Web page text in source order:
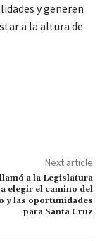
y generen
a la altura de
Next article
a la Legislatura
a elegir el camino del
y las oportunidades
para Santa Cruz